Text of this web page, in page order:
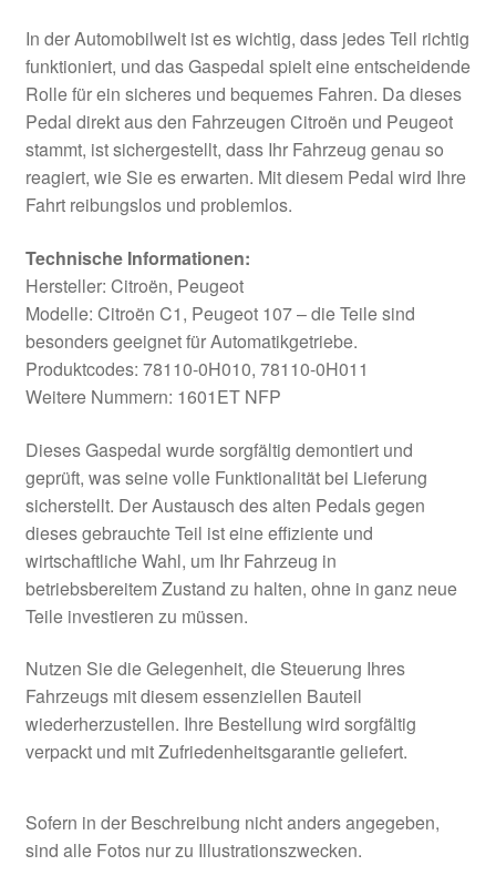
In der Automobilwelt ist es wichtig, dass jedes Teil richtig
funktioniert, und das Gaspedal spielt eine entscheidende
Rolle für ein sicheres und bequemes Fahren. Da dieses
Pedal direkt aus den Fahrzeugen Citroën und Peugeot
stammt, ist sichergestellt, dass Ihr Fahrzeug genau so
reagiert, wie Sie es erwarten. Mit diesem Pedal wird Ihre
Fahrt reibungslos und problemlos.
Technische Informationen:
Hersteller: Citroën, Peugeot
Modelle: Citroën C1, Peugeot 107 – die Teile sind
besonders geeignet für Automatikgetriebe.
Produktcodes: 78110-0H010, 78110-0H011
Weitere Nummern: 1601ET NFP
Dieses Gaspedal wurde sorgfältig demontiert und
geprüft, was seine volle Funktionalität bei Lieferung
sicherstellt. Der Austausch des alten Pedals gegen
dieses gebrauchte Teil ist eine effiziente und
wirtschaftliche Wahl, um Ihr Fahrzeug in
betriebsbereitem Zustand zu halten, ohne in ganz neue
Teile investieren zu müssen.
Nutzen Sie die Gelegenheit, die Steuerung Ihres
Fahrzeugs mit diesem essenziellen Bauteil
wiederherzustellen. Ihre Bestellung wird sorgfältig
verpackt und mit Zufriedenheitsgarantie geliefert.
Sofern in der Beschreibung nicht anders angegeben,
sind alle Fotos nur zu Illustrationszwecken.